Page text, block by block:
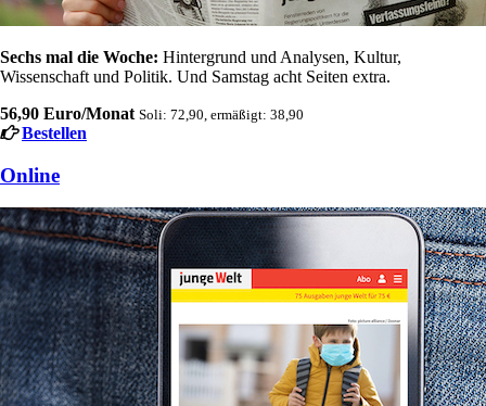
Sechs mal die Woche: Hintergrund und Analysen, Kultur,
Wissenschaft und Politik. Und Samstag acht Seiten extra.
56,90 Euro/Monat Soli: 72,90, ermäßigt: 38,90
Bestellen
Online